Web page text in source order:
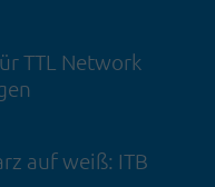
TTL Network
auf weiß: ITB